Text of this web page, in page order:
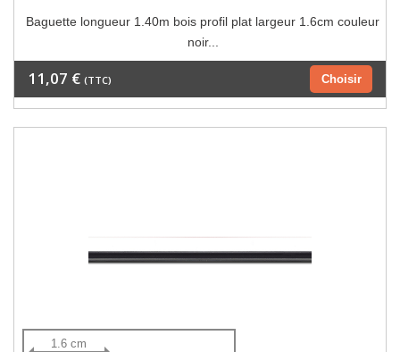
Baguette longueur 1.40m bois profil plat largeur 1.6cm couleur
noir...
Choisir
11,07 € (TTC)
1.6 cm